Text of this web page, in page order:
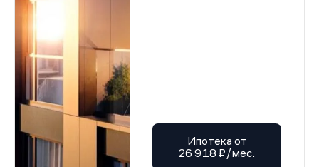
Ипотека от
26 918 ₽/мес.